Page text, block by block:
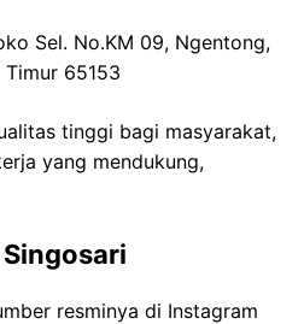
Sel. No.KM 09, Ngentong,
Timur 65153
tinggi bagi masyarakat,
yang mendukung,
Singosari
resminya di Instagram